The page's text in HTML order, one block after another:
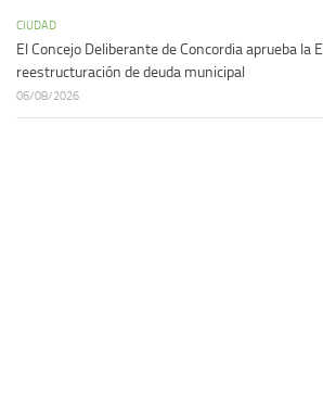
CIUDAD
El Concejo Deliberante de Concordia aprueba la
reestructuración de deuda municipal
06/08/2026